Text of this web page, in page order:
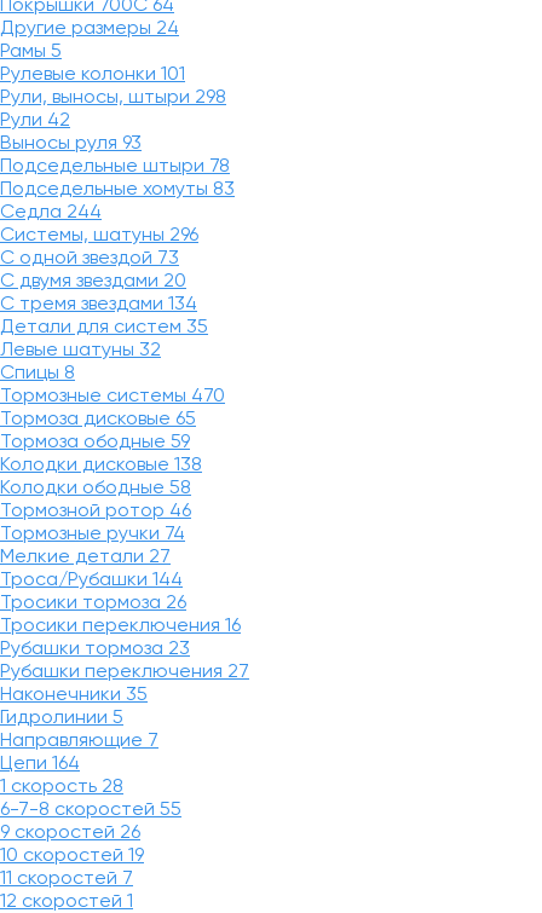
Покрышки 700C 64
Другие размеры 24
Рамы 5
Рулевые колонки 101
Рули, выносы, штыри 298
Рули 42
Выносы руля 93
Подседельные штыри 78
Подседельные хомуты 83
Седла 244
Системы, шатуны 296
С одной звездой 73
С двумя звездами 20
С тремя звездами 134
Детали для систем 35
Левые шатуны 32
Спицы 8
Тормозные системы 470
Тормоза дисковые 65
Тормоза ободные 59
Колодки дисковые 138
Колодки ободные 58
Тормозной ротор 46
Тормозные ручки 74
Мелкие детали 27
Троса/Рубашки 144
Тросики тормоза 26
Тросики переключения 16
Рубашки тормоза 23
Рубашки переключения 27
Наконечники 35
Гидролинии 5
Направляющие 7
Цепи 164
1 скорость 28
6-7-8 скоростей 55
9 скоростей 26
10 скоростей 19
11 скоростей 7
12 скоростей 1